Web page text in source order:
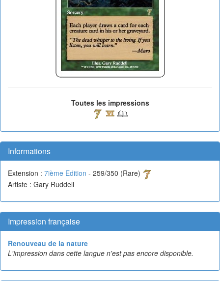
Toutes les impressions
Informations
Extension : 7ième Edition - 259/350 (Rare)
Artiste : Gary Ruddell
Impression française
Renouveau de la nature
L'impression dans cette langue n'est pas encore disponible.